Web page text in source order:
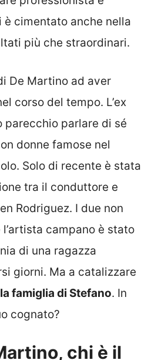
cimentato anche nella
più che straordinari.
De Martino ad aver
corso del tempo. L’ex
parecchio parlare di sé
donne famose nel
Solo di recente è stata
tra il conduttore e
Rodriguez. I due non
campano è stato
di una ragazza
giorni. Ma a catalizzare
famiglia di Stefano. In
cognato?
chi è il